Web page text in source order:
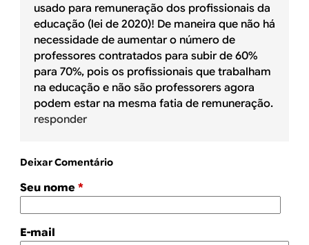
usado para remuneração dos profissionais da
educação (lei de 2020)! De maneira que não há
necessidade de aumentar o número de
professores contratados para subir de 60%
para 70%, pois os profissionais que trabalham
na educação e não são professorers agora
podem estar na mesma fatia de remuneração.
responder
Deixar Comentário
Seu nome *
E-mail